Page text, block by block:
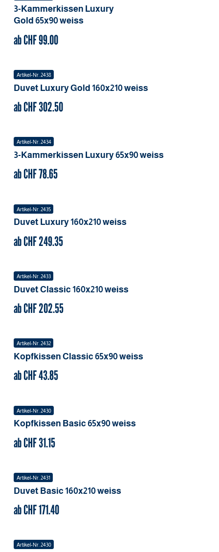
3-Kammerkissen Luxury
Gold 65x90weiss
ab CHF99.00
Artikel-Nr. 2438
Duvet Luxury Gold 160x210weiss
ab CHF302.50
Artikel-Nr. 2434
3-Kammerkissen Luxury 65x90weiss
ab CHF78.65
Artikel-Nr. 2435
Duvet Luxury160x210weiss
ab CHF249.35
Artikel-Nr. 2433
Duvet Classic 160x210weiss
ab CHF202.55
Artikel-Nr. 2432
Kopfkissen Classic 65x90weiss
ab CHF43.85
Artikel-Nr. 2430
Kopfkissen Basic 65x90weiss
ab CHF31.15
Artikel-Nr. 2431
Duvet Basic 160x210weiss
ab CHF171.40
Artikel-Nr. 2430